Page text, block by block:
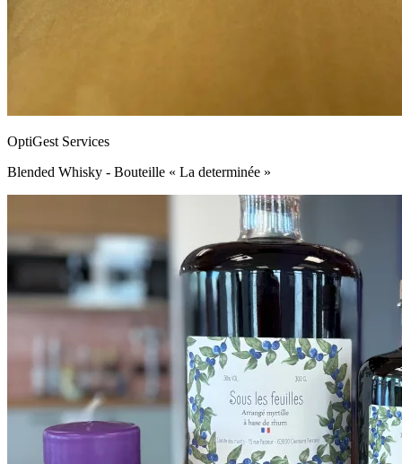
OptiGest Services
Blended Whisky - Bouteille « La determinée »